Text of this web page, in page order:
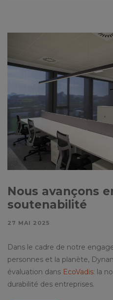
Nous avançons
soutenabilité
27 MAI 2025
Dans le cadre de notre
personnes et la planète,
évaluation dans EcoVadis: la
durabilité des entreprises.